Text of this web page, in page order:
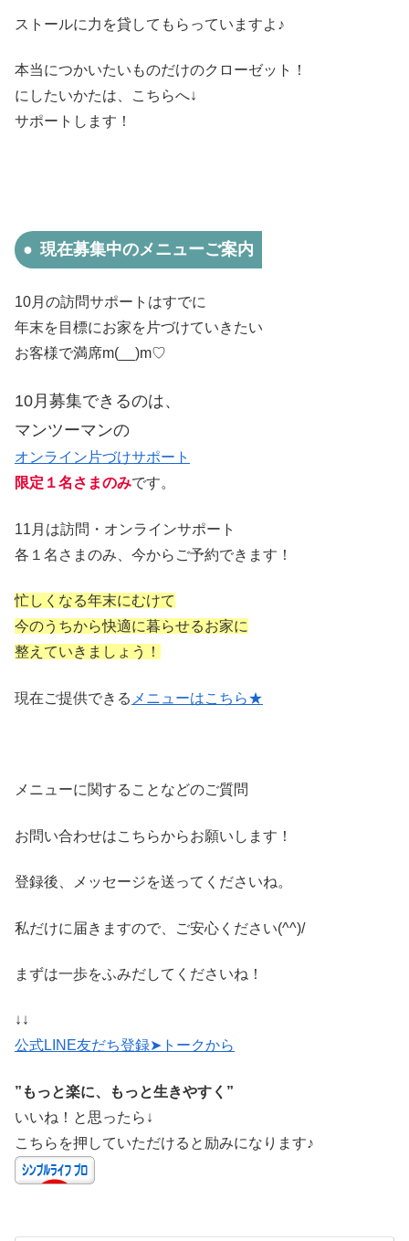
ストールに力を貸してもらっていますよ♪
本当につかいたいものだけのクローゼット！
にしたいかたは、こちらへ↓
サポートします！
現在募集中のメニューご案内
10月の訪問サポートはすでに
年末を目標にお家を片づけていきたい
お客様で満席m(__)m♡
10月募集できるのは、
マンツーマンの
オンライン片づけサポート
限定１名さまのみです。
11月は訪問・オンラインサポート
各１名さまのみ、今からご予約できます！
忙しくなる年末にむけて
今のうちから快適に暮らせるお家に
整えていきましょう！
現在ご提供できる メニューはこちら★
メニューに関することなどのご質問
お問い合わせはこちらからお願いします！
登録後、メッセージを送ってくださいね。
私だけに届きますので、ご安心ください(^^)/
まずは一歩をふみだしてくださいね！
↓↓
公式LINE友だち登録➤トークから
”もっと楽に、もっと生きやすく”
いいね！と思ったら↓
こちらを押していただけると励みになります♪